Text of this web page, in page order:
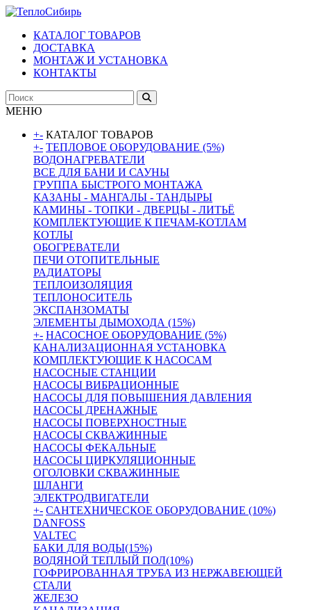
КАТАЛОГ ТОВАРОВ
ДОСТАВКА
МОНТАЖ И УСТАНОВКА
КОНТАКТЫ
МЕНЮ
+- КАТАЛОГ ТОВАРОВ
+- ТЕПЛОВОЕ ОБОРУДОВАНИЕ (5%)
ВОДОНАГРЕВАТЕЛИ
ВСЕ ДЛЯ БАНИ И САУНЫ
ГРУППА БЫСТРОГО МОНТАЖА
КАЗАНЫ - МАНГАЛЫ - ТАНДЫРЫ
КАМИНЫ - ТОПКИ - ДВЕРЦЫ - ЛИТЬЁ
КОМПЛЕКТУЮЩИЕ К ПЕЧАМ-КОТЛАМ
КОТЛЫ
ОБОГРЕВАТЕЛИ
ПЕЧИ ОТОПИТЕЛЬНЫЕ
РАДИАТОРЫ
ТЕПЛОИЗОЛЯЦИЯ
ТЕПЛОНОСИТЕЛЬ
ЭКСПАНЗОМАТЫ
ЭЛЕМЕНТЫ ДЫМОХОДА (15%)
+- НАСОСНОЕ ОБОРУДОВАНИЕ (5%)
КАНАЛИЗАЦИОННАЯ УСТАНОВКА
КОМПЛЕКТУЮЩИЕ К НАСОСАМ
НАСОСНЫЕ СТАНЦИИ
НАСОСЫ ВИБРАЦИОННЫЕ
НАСОСЫ ДЛЯ ПОВЫШЕНИЯ ДАВЛЕНИЯ
НАСОСЫ ДРЕНАЖНЫЕ
НАСОСЫ ПОВЕРХНОСТНЫЕ
НАСОСЫ СКВАЖИННЫЕ
НАСОСЫ ФЕКАЛЬНЫЕ
НАСОСЫ ЦИРКУЛЯЦИОННЫЕ
ОГОЛОВКИ СКВАЖИННЫЕ
ШЛАНГИ
ЭЛЕКТРОДВИГАТЕЛИ
+- САНТЕХНИЧЕСКОЕ ОБОРУДОВАНИЕ (10%)
DANFOSS
VALTEC
БАКИ ДЛЯ ВОДЫ(15%)
ВОДЯНОЙ ТЕПЛЫЙ ПОЛ(10%)
ГОФРИРОВАННАЯ ТРУБА ИЗ НЕРЖАВЕЮЩЕЙ
СТАЛИ
ЖЕЛЕЗО